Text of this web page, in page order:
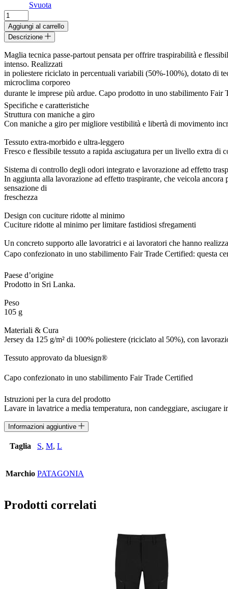
Svuota
W'S
CAPILENE®
COOL
DAILY
SHIRT
-
BOARDSHORT
LOGO
PATAGONIA
quantità
Aggiungi al carrello
Descrizione
Maglia tecnica passe-partout pensata per offrire traspirabilità e
intenso. Realizzati
in poliestere riciclato in percentuali variabili (50%-100%), dotato di
microclima corporeo
durante le imprese più ardue. Capo prodotto in uno stabilimento Fair
Specifiche e caratteristiche
Struttura con maniche a giro
Con maniche a giro per migliore vestibilità e libertà di movimento
Tessuto extra-morbido e ultra-leggero
Fresco e flessibile tessuto a rapida asciugatura per un livello extra di
Sistema di controllo degli odori integrato e lavorazione ad effetto
In aggiunta alla lavorazione ad effetto traspirante, che veicola
sensazione di
freschezza
Design con cuciture ridotte al minimo
Cuciture ridotte al minimo per limitare fastidiosi sfregamenti
Un concreto supporto alle lavoratrici e ai lavoratori che hanno
Capo confezionato in uno stabilimento Fair Trade Certified: questa
Paese d’origine
Prodotto in Sri Lanka.
Peso
105 g
Materiali & Cura
Jersey da 125 g/m² di 100% poliestere (riciclato al 50%), con
Tessuto approvato da bluesign®
Capo confezionato in uno stabilimento Fair Trade Certified
Istruzioni per la cura del prodotto
Lavare in lavatrice a media temperatura, non candeggiare, asciugare
Informazioni aggiuntive
Taglia S, M, L
Marchio PATAGONIA
Prodotti correlati